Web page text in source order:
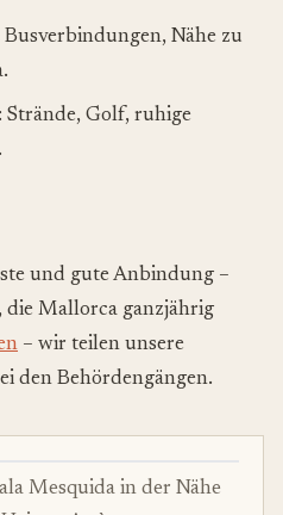
Busverbindungen, Nähe zu
: Strände, Golf, ruhige
und gute Anbindung –
die Mallorca ganzjährig
– wir teilen unsere
den Behördengängen.
Mesquida in der Nähe